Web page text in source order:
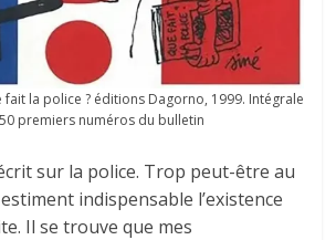
fait la police ? éditions Dagorno, 1999. Intégrale
premiers numéros du bulletin
sur la police. Trop peut-être au
indispensable l’existence
Il se trouve que mes